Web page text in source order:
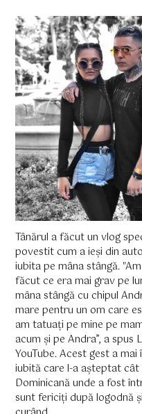
Tânărul a făcut un vlog
povestit cum a ieși din
iubita pe mâna stângă.
făcut ce era mai grav pe
mâna stângă cu chipul
mare pentru un om care
am tatuați pe mine pe
acum și pe Andra”, a spus
YouTube. Acest gest a
iubită care l-a așteptat
Dominicană unde a fost
sunt fericiți după logodnă